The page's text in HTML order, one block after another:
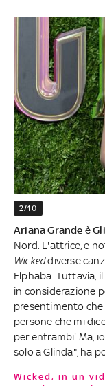
2/10
Ariana Grande è
Nord. L'attrice, e
Wickeddiverse
Elphaba. Tuttavia,
in considerazione
presentimento che
persone che mi
per entrambi' Ma,
solo a Glinda", ha
Wicked, in un video promo le reazioni di Ariana